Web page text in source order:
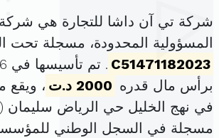
شركة تي آن داشا للتجارة هي
المسؤولية المحدودة، مسجلة تحت
C51471182023
برأس مال قدره 2000 د.ت
، ويقع
في نهج الخليل حي الرياض سليمان (
مسجلة في السجل الوطني